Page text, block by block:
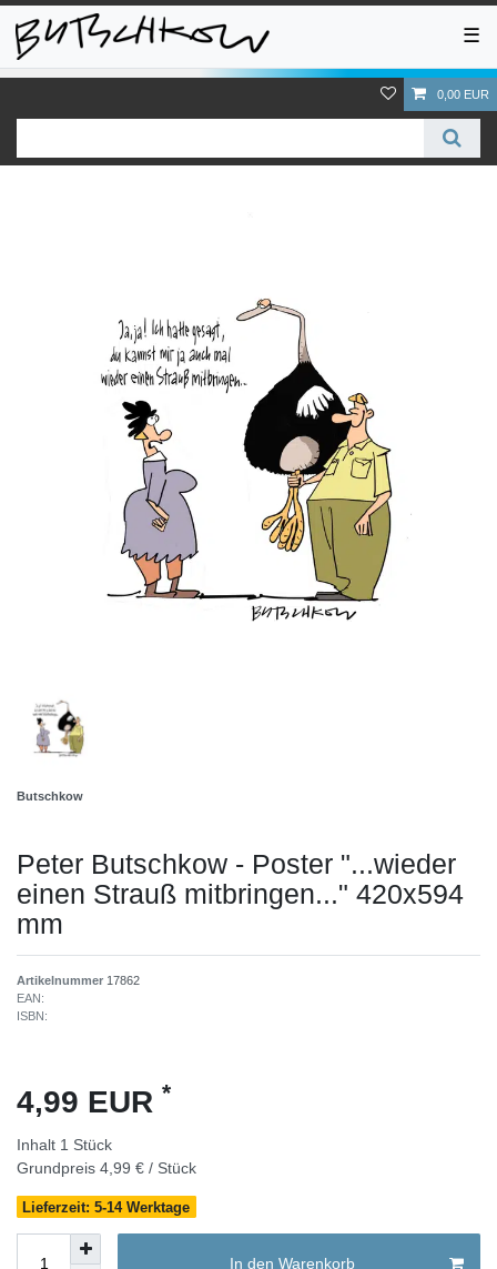
☰
0,00 EUR
Butschkow
Peter Butschkow - Poster "...wieder
einen Strauß mitbringen..." 420x594
mm
Artikelnummer 17862
EAN:
ISBN:
4,99 EUR *
Inhalt 1 Stück
Grundpreis 4,99 € / Stück
Lieferzeit: 5-14 Werktage
In den Warenkorb